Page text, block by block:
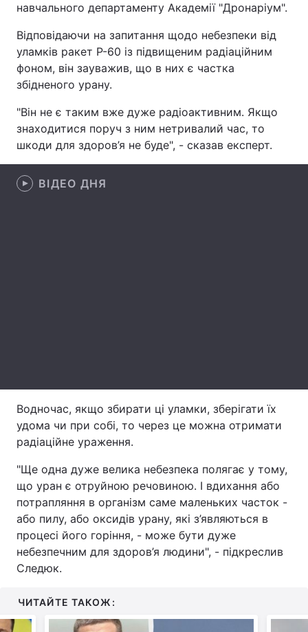
Спорт Наука
Техно і зв'язок Лайт
Зброя Інциденти
Цікавинки Погода
Лонгріди
навчального департаменту Академії "Дронаріум".
Відповідаючи на запитання щодо небезпеки від
уламків ракет Р-60 із підвищеним радіаційним
фоном, він зауважив, що в них є частка
збідненого урану.
"Він не є таким вже дуже радіоактивним. Якщо
знаходитися поруч з ним нетривалий час, то
шкоди для здоров’я не буде", - сказав експерт.
ВІДЕО ДНЯ
Водночас, якщо збирати ці уламки, зберігати їх
удома чи при собі, то через це можна отримати
радіаційне ураження.
"Ще одна дуже велика небезпека полягає у тому,
що уран є отруйною речовиною. І вдихання або
потрапляння в організм саме маленьких часток -
або пилу, або оксидів урану, які з’являються в
процесі його горіння, - може бути дуже
небезпечним для здоров’я людини", - підкреслив
Следюк.
ЧИТАЙТЕ ТАКОЖ: